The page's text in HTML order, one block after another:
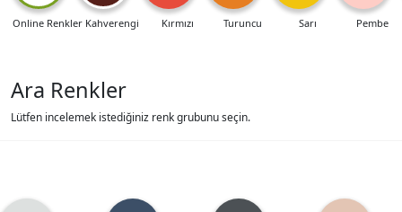
Online Renkler Kahverengi Kırmızı Turuncu Sarı Pembe
Ara Renkler
Lütfen incelemek istediğiniz renk grubunu seçin.